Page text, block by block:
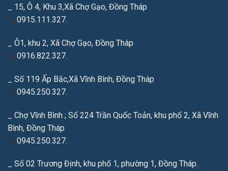
_ 15, Ô 4, Khu 3,Xã Chợ Gạo, Đồng Tháp
0915.111.327.
_ Ô1, khu 2, Xã Chợ Gạo, Đồng Tháp
0916.822.327.
_ Số 119 Ấp Bắc,Xã Vĩnh Bình, Đồng Tháp
0945.250.327.
_ Chợ Vĩnh Bình ; Số 224 Trần Quốc Toản, khu phố 2, Xã Vĩnh
Bình, Đồng Tháp
0945.250.327.
_ Số 02 Trương Định, khu phố 1, phường 1, Đồng Tháp.